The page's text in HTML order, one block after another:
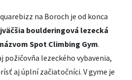
na Boroch je od konca
boulderingová lezecká
Spot Climbing Gym.
požičovňa lezeckého vybavenia,
aj úplní začiatočníci. V gyme je